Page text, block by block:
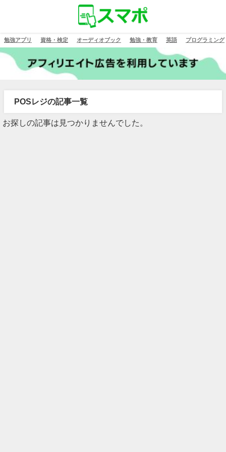
勉強アプリ 資格・検定 オーディオブック 勉強・教育 英語 プログラミング
POSレジの記事一覧
お探しの記事は見つかりませんでした。